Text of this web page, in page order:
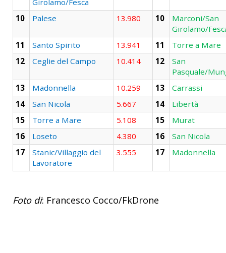
10 Palese 13.980 10
Marconi/San
Girolamo/
11
Santo Spirito 13.941 11
Torre a Mare
12
Ceglie del Campo 10.414 12
San
Pasquale/
13
Madonnella 10.259 13
Carrassi
14
San Nicola 5.667 14
Libertà
15
Torre a Mare 5.108 15
Murat
16
Loseto 4.380 16
San Nicola
17
Stanic/Villaggio del
Lavoratore
3.555 17 Madonnella
Foto di: Francesco Cocco/FkDrone